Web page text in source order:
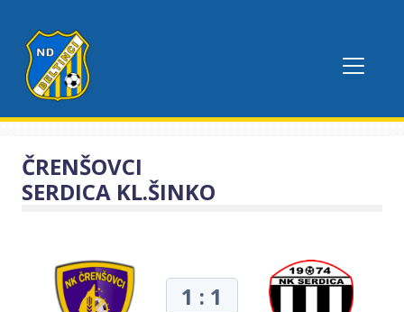
ČRENŠOVCI
SERDICA KL.ŠINKO
1 : 1